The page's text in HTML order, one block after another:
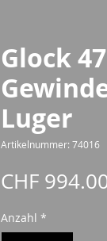
Glock
Luger
Artikelnummer: 74016
CHF
Anzahl *